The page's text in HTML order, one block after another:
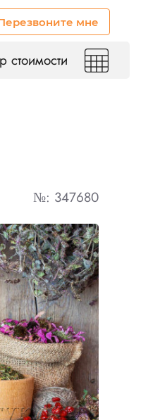
мне
стоимости
№: 347680